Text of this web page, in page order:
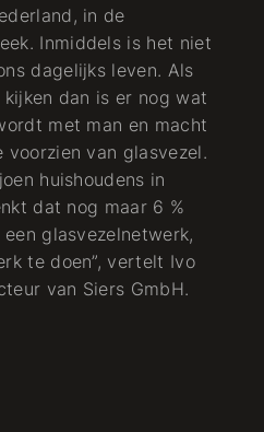
in de
Inmiddels is het niet
dagelijks leven. Als
dan is er nog wat
met man en macht
van glasvezel.
huishoudens in
dat nog maar 6 %
glasvezelnetwerk,
te doen”, vertelt Ivo
van Siers GmbH.